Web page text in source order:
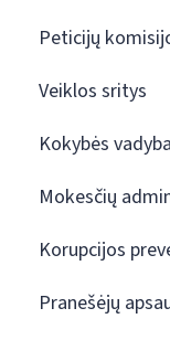
Peticijų
Veiklos sritys
Kokybės vadyba
Mokesčių
Korupcijos
Pranešėjų